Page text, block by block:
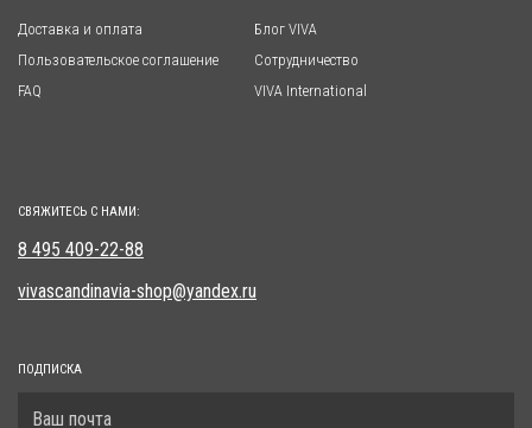
Доставка и оплата
Пользовательское соглашение
FAQ
Блог VIVA
Сотрудничество
VIVA International
СВЯЖИТЕСЬ С НАМИ:
8 495 409-22-88
vivascandinavia-shop@yandex.ru
ПОДПИСКА